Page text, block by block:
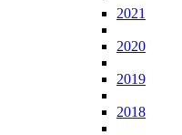
2021
2020
2019
2018